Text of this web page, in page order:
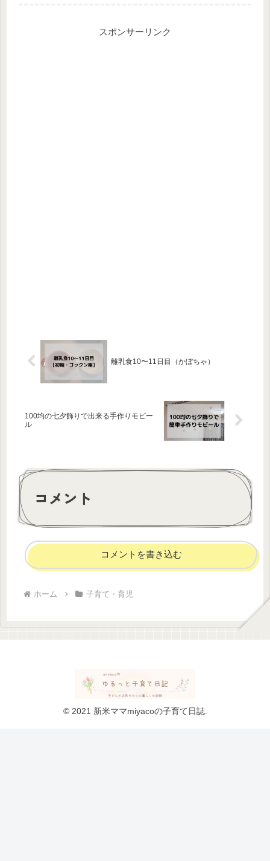
スポンサーリンク
離乳食10〜11日目（かぼちゃ）
100均の七夕飾りで出来る手作りモビー
ル
コメント
コメントを書き込む
ホーム 子育て・育児
© 2021 新米ママmiyacoの子育て日誌.